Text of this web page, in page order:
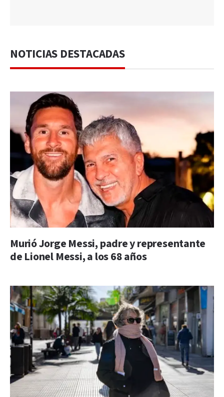
NOTICIAS DESTACADAS
Murió Jorge Messi, padre y representante
de Lionel Messi, a los 68 años